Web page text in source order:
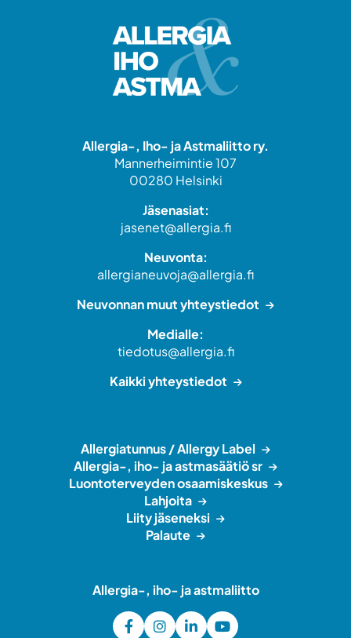
Allergia-, Iho- ja Astmaliitto ry.
Mannerheimintie 107
00280 Helsinki
Jäsenasiat:
jasenet@allergia.fi
Neuvonta:
allergianeuvoja@allergia.fi
Neuvonnan muut yhteystiedot
Medialle:
tiedotus@allergia.fi
Kaikki yhteystiedot
Allergiatunnus / Allergy Label
Allergia-, iho- ja astmasäätiö sr
Luontoterveyden osaamiskeskus
Lahjoita
Liity jäseneksi
Palaute
Allergia-, iho- ja astmaliitto